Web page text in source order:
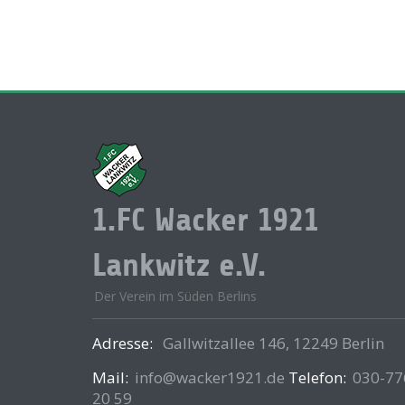
1.FC Wacker 1921
Lankwitz e.V.
Der Verein im Süden Berlins
Adresse: Gallwitzallee 146, 12249 Berlin
Mail: info@wacker1921.de Telefon: 030-
20 59